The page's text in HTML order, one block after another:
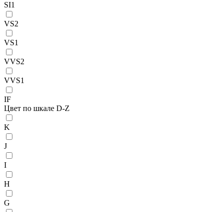
SI1
VS2
VS1
VVS2
VVS1
IF
Цвет по шкале D-Z
K
J
I
H
G